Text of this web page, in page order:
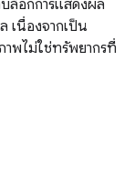
ล็อกการแสดงผล
เนื่องจากเป็น
พไม่ใช่ทรัพยากรที่